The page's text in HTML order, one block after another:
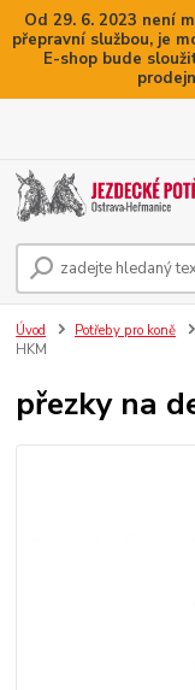
Od 29. 6. 2023 není
přepravní službou, je
E-shop bude
Úvod Potřeby pro koně
HKM
přezky na